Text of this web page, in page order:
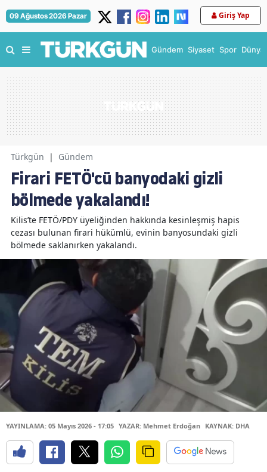
09 Ağustos 2026 Pazar Giriş Yap
Gündem Siyaset Spor Dünya
Türkgün | Gündem
Firari FETÖ'cü banyodaki gizli
bölmede yakalandı!
Kilis’te FETÖ/PDY üyeliğinden hakkında kesinleşmiş hapis
cezası bulunan firari hükümlü, evinin banyosundaki gizli
bölmede saklanırken yakalandı.
YAYINLAMA: 05 Mayıs 2026 - 17:05 YAZAR: Mehmet Erdoğan KAYNAK: DHA